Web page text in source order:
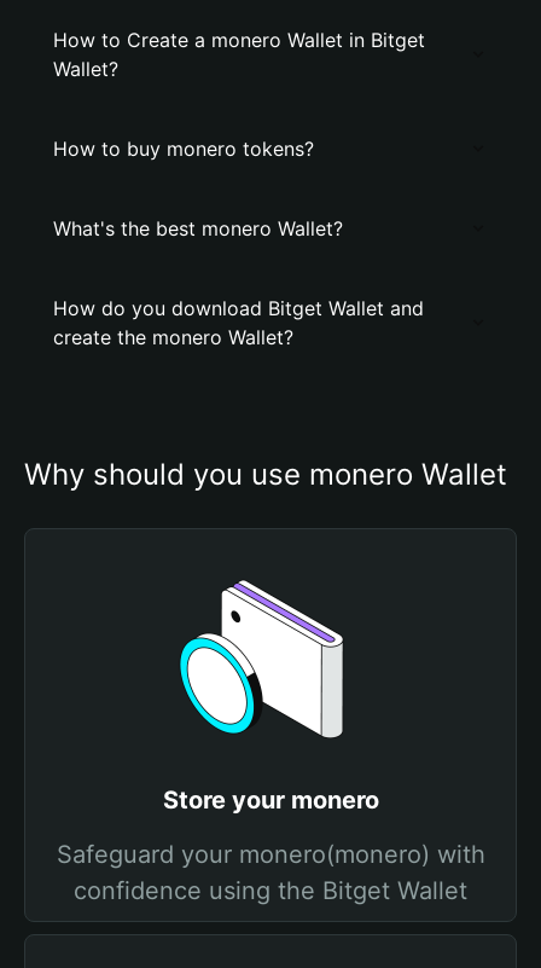
How to Create a monero Wallet in Bitget
Wallet?
How to buy monero tokens?
What's the best monero Wallet?
How do you download Bitget Wallet and
create the monero Wallet?
Why should you use monero Wallet
Store your monero
Safeguard your monero(monero) with
confidence using the Bitget Wallet